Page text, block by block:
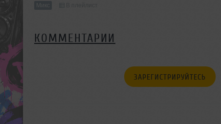
Микс
КОММЕНТАРИИ
ЗАРЕГИСТРИРУЙТЕСЬ